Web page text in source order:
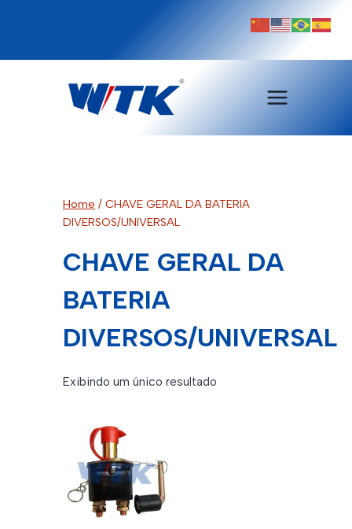
Home / CHAVE GERAL DA BATERIA
DIVERSOS/UNIVERSAL
CHAVE GERAL DA
BATERIA
DIVERSOS/UNIVERSAL
Exibindo um único resultado